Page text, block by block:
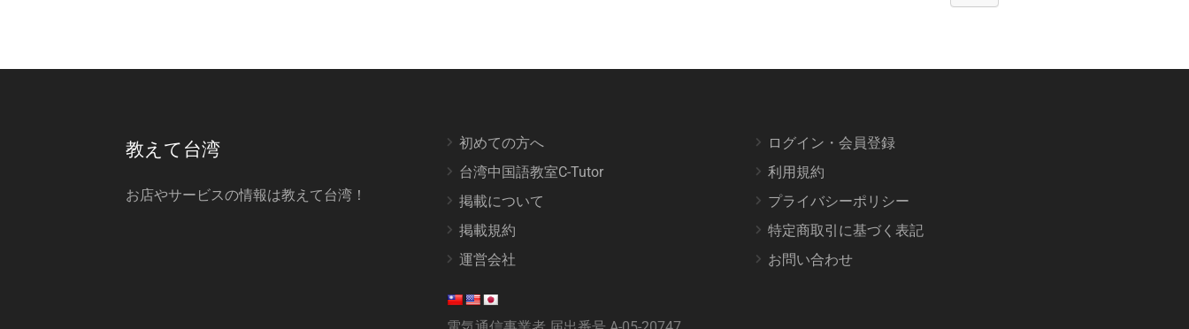
教えて台湾
お店やサービスの情報は教えて台湾！
初めての方へ
台湾中国語教室C-Tutor
掲載について
掲載規約
運営会社
ログイン・会員登録
利用規約
プライバシーポリシー
特定商取引に基づく表記
お問い合わせ